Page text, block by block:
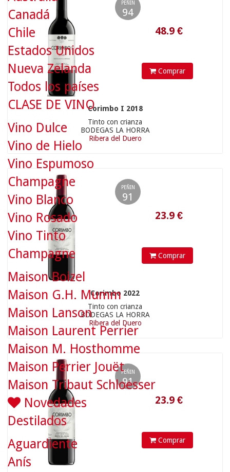
PEÑIN
94
Comprar
Corimbo I 2018
Tinto con crianza
BODEGAS LA HORRA
Ribera del Duero
PEÑIN
91
23.9
Comprar
Corimbo 2022
Tinto con crianza
BODEGAS LA HORRA
Ribera del Duero
PEÑIN
91
Comprar
Canadá
Chile
Estados Unidos
Nueva Zelanda
Todos los países
CLASE DE VINO
Vino Dulce
Vino de Hielo
Vino Espumoso
Champagne
Vino Blanco
Vino Rosado
Vino Tinto
Champagne
Maison Boizel
Maison G.H. Mumm
Maison Lanson
Maison Laurent Perrier
Maison M. Hosthomme
Maison Perrier Jouët
Maison Tribaut Schloesser
Novedades
Destilados
Aguardiente
Anís